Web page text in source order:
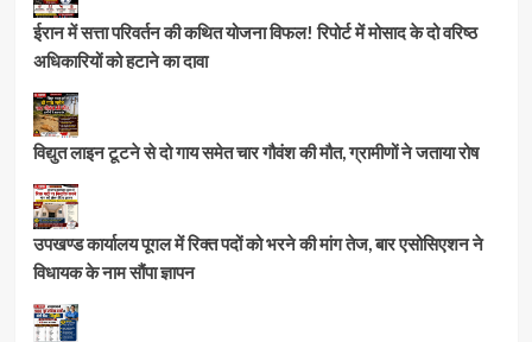
ईरान में सत्ता परिवर्तन की कथित योजना विफल! रिपोर्ट में मोसाद के दो वरिष्ठ
अधिकारियों को हटाने का दावा
विद्युत लाइन टूटने से दो गाय समेत चार गौवंश की मौत, ग्रामीणों ने जताया रोष
उपखण्ड कार्यालय पूगल में रिक्त पदों को भरने की मांग तेज, बार एसोसिएशन ने
विधायक के नाम सौंपा ज्ञापन